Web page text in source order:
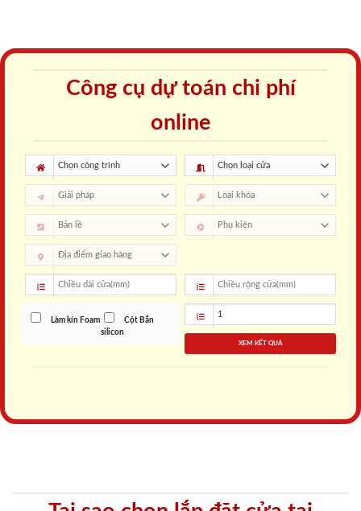
Công cụ dự toán chi phí
online
Làm kín Foam
Cột Bắn
silicon
XEM KẾT QUẢ